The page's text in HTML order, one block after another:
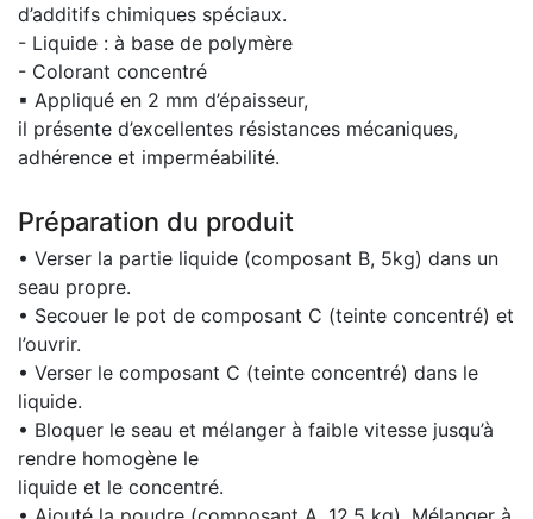
d’additifs chimiques spéciaux.
- Liquide : à base de polymère
- Colorant concentré
▪ Appliqué en 2 mm d’épaisseur,
il présente d’excellentes résistances mécaniques,
adhérence et imperméabilité.
Préparation du produit
• Verser la partie liquide (composant B, 5kg) dans un
seau propre.
• Secouer le pot de composant C (teinte concentré) et
l’ouvrir.
• Verser le composant C (teinte concentré) dans le
liquide.
• Bloquer le seau et mélanger à faible vitesse jusqu’à
rendre homogène le
liquide et le concentré.